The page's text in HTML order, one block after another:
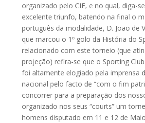
organizado pelo CIF, e no qual, diga-
excelente triunfo, batendo na final o
português da modalidade, D. João de
que marcou o 1º golo da História do
relacionado com este torneio (que
projeção) refira-se que o Sporting
foi altamente elogiado pela imprensa
nacional pelo facto de “com o fim
concorrer para a preparação dos
organizado nos seus “courts” um
homens disputado em 11 e 12 de